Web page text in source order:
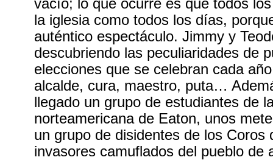
vacío; lo que ocurre es que todos
la iglesia como todos los días,
auténtico espectáculo. Jimmy y
descubriendo las peculiaridades de
elecciones que se celebran cada
alcalde, cura, maestro, puta…
llegado un grupo de estudiantes de
norteamericana de Eaton, unos
un grupo de disidentes de los Coros
invasores camuflados del pueblo de